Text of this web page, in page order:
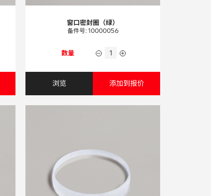
窗口密封圈（绿）
备件号: 10000056
数量
浏览 添加到报价